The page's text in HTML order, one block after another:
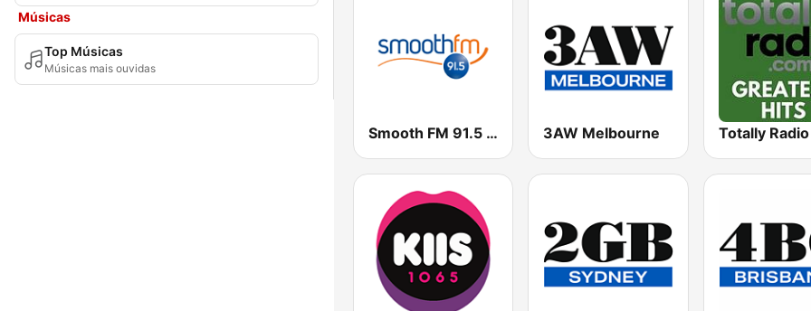
Músicas
Top Músicas
Músicas mais ouvidas
Smooth FM 91.5 Melbourne 3AW Melbourne